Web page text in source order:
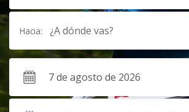
Hacia: ¿A dónde vas?